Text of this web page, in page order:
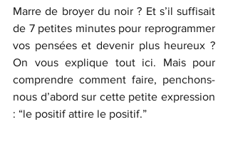
Marre de broyer du noir ? Et s’il suffisait
de 7 petites minutes pour reprogrammer
vos pensées et devenir plus heureux ?
On vous explique tout ici. Mais pour
comprendre comment faire, penchons-
nous d’abord sur cette petite expression
: “le positif attire le positif.”